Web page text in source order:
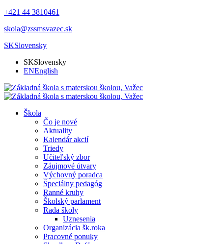
+421 44 3810461
skola@zssmsvazec.sk
SKSlovensky
SKSlovensky
ENEnglish
Škola
Čo je nové
Aktuality
Kalendár akcií
Triedy
Učiteľský zbor
Záujmové útvary
Výchovný poradca
Špeciálny pedagóg
Ranné kruhy
Školský parlament
Rada školy
Uznesenia
Organizácia šk.roka
Pracovné ponuky